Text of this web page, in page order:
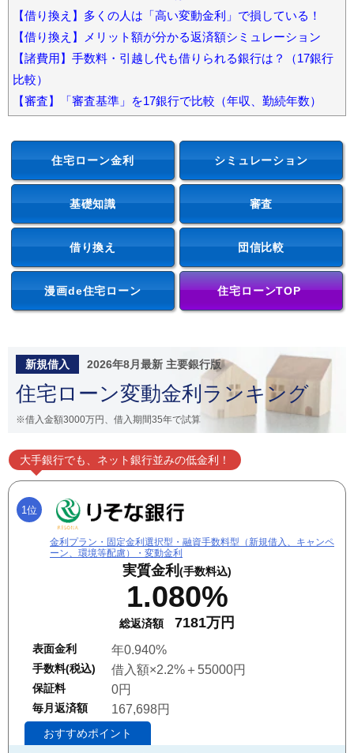
【借り換え】多くの人は「高い変動金利」で損している！
【借り換え】メリット額が分かる返済額シミュレーション
【諸費用】手数料・引越し代も借りられる銀行は？（17銀行
比較）
【審査】「審査基準」を17銀行で比較（年収、勤続年数）
住宅ローン金利 シミュレーション
基礎知識 審査
借り換え 団信比較
漫画de住宅ローン 住宅ローンTOP
新規借入 2026年8月最新 主要銀行版
住宅ローン変動金利ランキング
※借入金額3000万円、借入期間35年で試算
大手銀行でも、ネット銀行並みの低金利！
1位
金利プラン・固定金利選択型・融資手数料型（新規借入、キャンペ
ーン、環境等配慮）・変動金利
実質金利 (手数料込)
1.080%
総返済額 7181万円
表面金利 年0.940%
手数料(税込) 借入額×2.2%＋55000円
保証料 0円
毎月返済額 167,698円
おすすめポイント